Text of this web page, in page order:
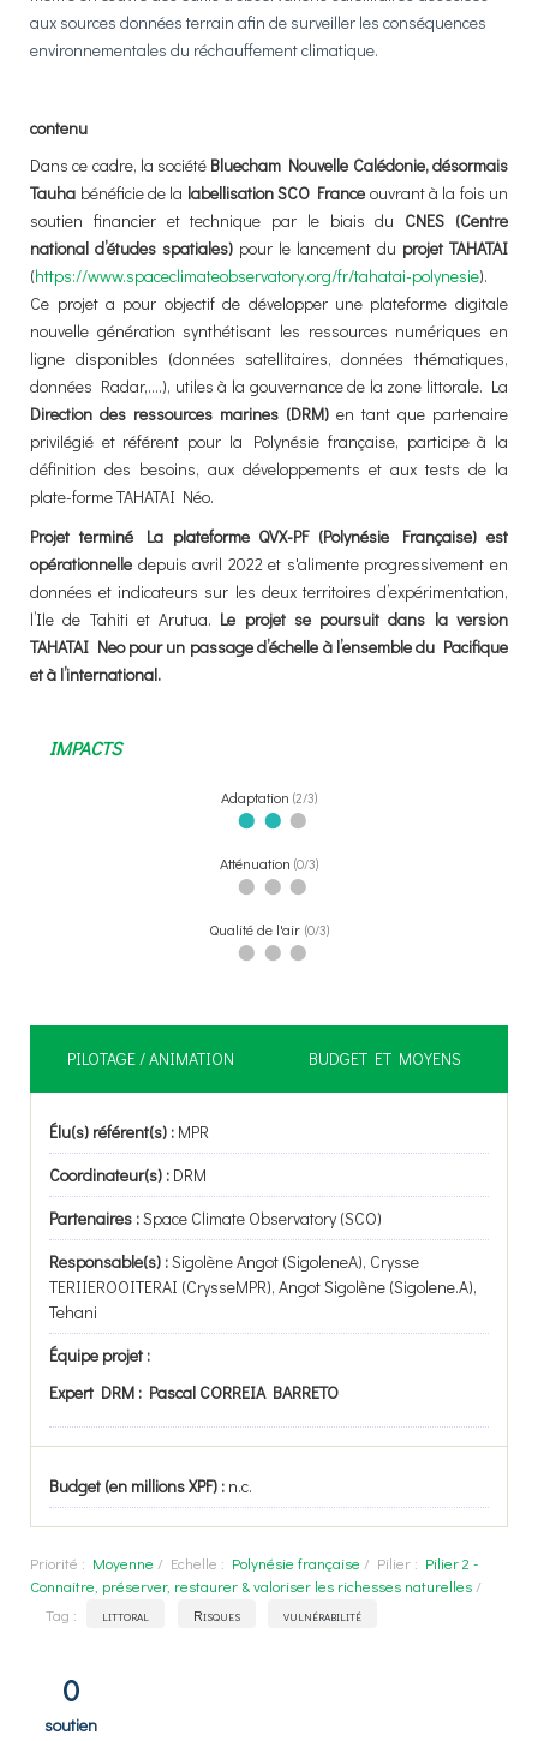
aux sources données terrain afin de surveiller les conséquences
environnementales du réchauffement climatique.
contenu
Dans ce cadre, la société Bluecham Nouvelle Calédonie, désormais
Tauha bénéficie de la labellisation SCO France ouvrant à la fois un
soutien financier et technique par le biais du CNES (Centre
national d’études spatiales) pour le lancement du projet TAHATAI
(https://www.spaceclimateobservatory.org/fr/tahatai-polynesie).
Ce projet a pour objectif de développer une plateforme digitale
nouvelle génération synthétisant les ressources numériques en
ligne disponibles (données satellitaires, données thématiques,
données Radar,….), utiles à la gouvernance de la zone littorale. La
Direction des ressources marines (DRM) en tant que partenaire
privilégié et référent pour la Polynésie française, participe à la
définition des besoins, aux développements et aux tests de la
plate-forme TAHATAI Néo.
Projet terminé La plateforme QVX-PF (Polynésie Française) est
opérationnelle depuis avril 2022 et s'alimente progressivement en
données et indicateurs sur les deux territoires d’expérimentation,
l’Ile de Tahiti et Arutua. Le projet se poursuit dans la version
TAHATAI Neo pour un passage d’échelle à l’ensemble du Pacifique
et à l’international.
IMPACTS
Adaptation 2/3
⬤ ⬤ ⬤
Atténuation 0/3
⬤ ⬤ ⬤
Qualité de l'air 0/3
⬤ ⬤ ⬤
PILOTAGE / ANIMATION BUDGET ET MOYENS
Élu(s) référent(s) : MPR
Coordinateur(s) : DRM
Partenaires :Space Climate Observatory (SCO)
Responsable(s) :Sigolène Angot (SigoleneA), Crysse
TERIIEROOITERAI (CrysseMPR), Angot Sigolène (Sigolene.A),
Tehani
Équipe projet :
Expert DRM : Pascal CORREIA BARRETO
Budget (en millions XPF) : n.c.
Priorité : Moyenne / Echelle : Polynésie française / Pilier : Pilier 2 -
Connaitre, préserver, restaurer & valoriser les richesses naturelles /
Tag :
littoral Risques vulnérabilité
0
soutien